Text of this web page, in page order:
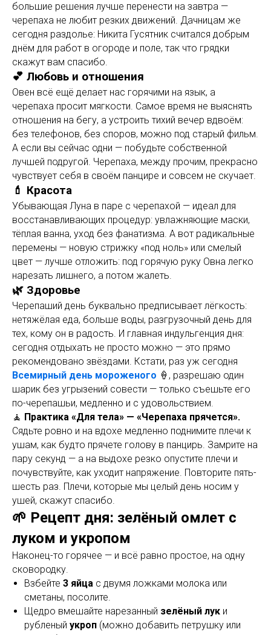
большие решения лучше перенести на завтра —
черепаха не любит резких движений. Дачницам же
сегодня раздолье: Никита Гусятник считался добрым
днём для работ в огороде и поле, так что грядки
скажут вам спасибо.
💕 Любовь и отношения
Овен всё ещё делает нас горячими на язык, а
черепаха просит мягкости. Самое время не выяснять
отношения на бегу, а устроить тихий вечер вдвоём:
без телефонов, без споров, можно под старый фильм.
А если вы сейчас одни — побудьте собственной
лучшей подругой. Черепаха, между прочим, прекрасно
чувствует себя в своём панцире и совсем не скучает.
💄 Красота
Убывающая Луна в паре с черепахой — идеал для
восстанавливающих процедур: увлажняющие маски,
тёплая ванна, уход без фанатизма. А вот радикальные
перемены — новую стрижку «под ноль» или смелый
цвет — лучше отложить: под горячую руку Овна легко
нарезать лишнего, а потом жалеть.
🌿 Здоровье
Черепаший день буквально предписывает лёгкость:
нетяжёлая еда, больше воды, разгрузочный день для
тех, кому он в радость. И главная индульгенция дня:
сегодня отдыхать не просто можно — это прямо
рекомендовано звёздами. Кстати, раз уж сегодня
Всемирный день мороженого 🍦, разрешаю один
шарик без угрызений совести — только съешьте его
по-черепашьи, медленно и с удовольствием.
🧘 Практика «Для тела» — «Черепаха прячется».
Сядьте ровно и на вдохе медленно поднимите плечи к
ушам, как будто прячете голову в панцирь. Замрите на
пару секунд — а на выдохе резко опустите плечи и
почувствуйте, как уходит напряжение. Повторите пять-
шесть раз. Плечи, которые мы целый день носим у
ушей, скажут спасибо.
🌱 Рецепт дня: зелёный омлет с
луком и укропом
Наконец-то горячее — и всё равно простое, на одну
сковородку.
Взбейте 3 яйца с двумя ложками молока или
сметаны, посолите.
Щедро вмешайте нарезанный зелёный лук и
рубленый укроп (можно добавить петрушку или